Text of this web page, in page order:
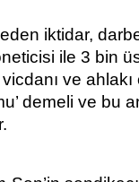
iktidar,
ile 3 bin
ve
demeli ve bu